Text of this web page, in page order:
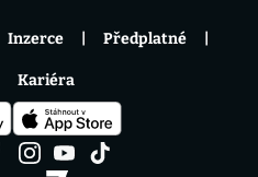
Inzerce Předplatné
Kariéra